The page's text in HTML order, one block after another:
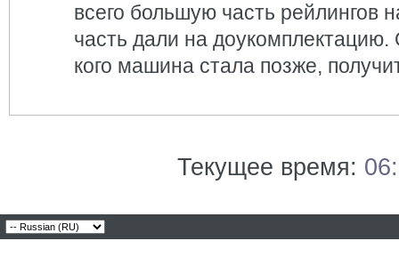
всего большую часть рейлингов
часть дали на доукомплектацию.
кого машина стала позже,
Текущее время: